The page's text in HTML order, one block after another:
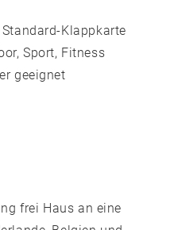
Klappkarte
Sport, Fitness
geeignet
frei Haus an eine